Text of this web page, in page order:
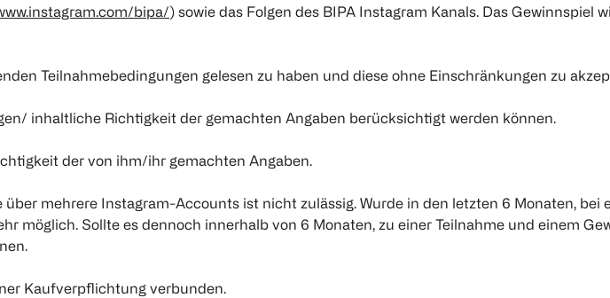
bipa/) sowie das Folgen des BIPA Instagram Kanals. Das Gewinnspiel
Teilnahmebedingungen gelesen zu haben und diese ohne Einschränkungen zu
inhaltliche Richtigkeit der gemachten Angaben berücksichtigt werden können.
der von ihm/ihr gemachten Angaben.
mehrere Instagram-Accounts ist nicht zulässig. Wurde in den letzten 6 Monaten, bei
möglich. Sollte es dennoch innerhalb von 6 Monaten, zu einer Teilnahme und einem
Kaufverpflichtung verbunden.